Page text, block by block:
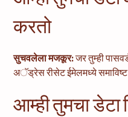
करतो
सुचवलेला मजकूर:जर तुम्ही
अॅड्रेस रीसेट ईमेलमध्ये
आम्ही तुमचा डेटा